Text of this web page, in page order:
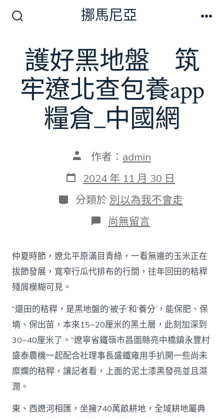
換
開
關
挪馬尼亞
護好黑地盤 筑
牢遼北查包養app
糧倉_中國網
文
作
者
作者： admin
發
表
日
期
2024 年 11 月 30 日
分
類
分類於 別以為我不會走
在
〈護
黑
地
盤
遼
北
查
包
養
app
糧
倉
國
網〉
尚無留言
仲夏時節，遼北平原滿目青綠，一看無邊的玉米正在
拔節發展，寬窄行瓜代排布的行間，往年回田的秸稈
殘屑模糊可見。
“還田的秸稈，是黑地盤的‘被子’和‘養分’，能保肥、保
墑、保出苗，本來15~20厘米的黑土層，此刻加深到
30~40厘米了。”遼寧省鐵嶺市昌圖縣亮中橋鎮永豐村
盛泰農機一起配合社理事長盛鐵雍用手扒開一些尚未
糜爛的秸稈，讓記者看，上面的泥土漆黑發亮並且濕
潤。
東、西遼河相匯，坐擁740萬畝耕地，全域耕地屬典